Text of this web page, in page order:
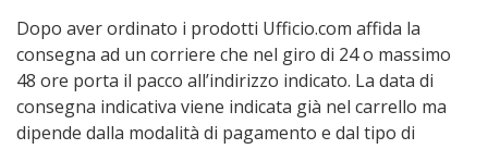
Dopo aver ordinato i prodotti Ufficio.com affida la
consegna ad un corriere che nel giro di 24 o massimo
48 ore porta il pacco all’indirizzo indicato. La data di
consegna indicativa viene indicata già nel carrello ma
dipende dalla modalità di pagamento e dal tipo di